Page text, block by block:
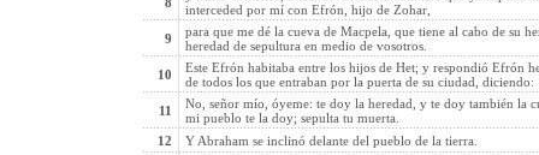
interceded por mí con Efrón, hijo de Zohar,
9
para que me dé la cueva de Macpela, que tiene al cabo de su
heredad de sepultura en medio de vosotros.
10
Este Efrón habitaba entre los hijos de Het; y respondió Efrón
de todos los que entraban por la puerta de su ciudad, diciendo:
11
No, señor mío, óyeme: te doy la heredad, y te doy también la
mi pueblo te la doy; sepulta tu muerta.
12
Y Abraham se inclinó delante del pueblo de la tierra.